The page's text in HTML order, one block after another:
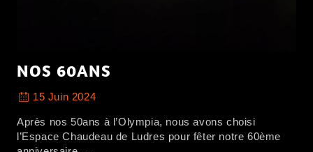
NOS 60ANS
15 Juin 2024
Après nos 50ans à l’Olympia, nous avons choisi
l’Espace Chaudeau de Ludres pour fêter notre 60ème